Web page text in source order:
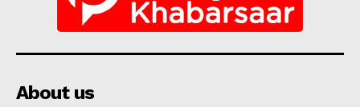
About us